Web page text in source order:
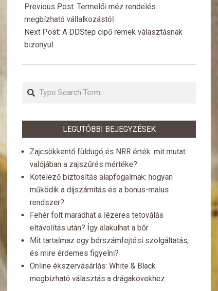
01-
20
Previous Post: Termelői méz rendelés
megbízható vállalkozástól
Next Post: A DDStep cipő remek választásnak
bizonyul
Search
LEGUTÓBBI BEJEGYZÉSEK
Zajcsökkentő füldugó és NRR érték: mit mutat
valójában a zajszűrés mértéke?
Kötelező biztosítás alapfogalmak: hogyan
működik a díjszámítás és a bonus-malus
rendszer?
Fehér folt maradhat a lézeres tetoválás
eltávolítás után? Így alakulhat a bőr
Mit tartalmaz egy bérszámfejtési szolgáltatás,
és mire érdemes figyelni?
Online ékszervásárlás: White & Black
megbízható választás a drágakövekhez